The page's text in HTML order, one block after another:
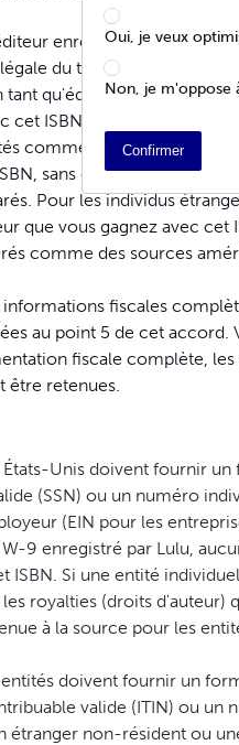
enregistré et que tout
du terme royalty (droits
tant qu'éditeur est
ISBN à l'IRS (Fisc
commerciales résidant aux
sans considération de
Pour les individus
que vous gagnez avec cet
comme des sources
fiscales
au point 5 de cet accord.
fiscale complète,
être retenues.
États-Unis doivent fournir
(SSN) ou un numéro
(EIN pour les
9 enregistré par Lulu,
ISBN. Si une entité
royalties (droits d'auteur)
à la source pour les
doivent fournir un
valide (ITIN) ou un
étranger non-résident ou
Oui, je veux
Non, je m'oppose
Confirmer